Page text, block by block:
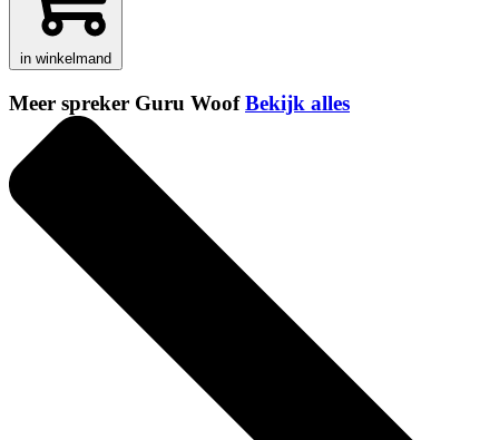
in winkelmand
Meer spreker Guru WoofBekijk alles